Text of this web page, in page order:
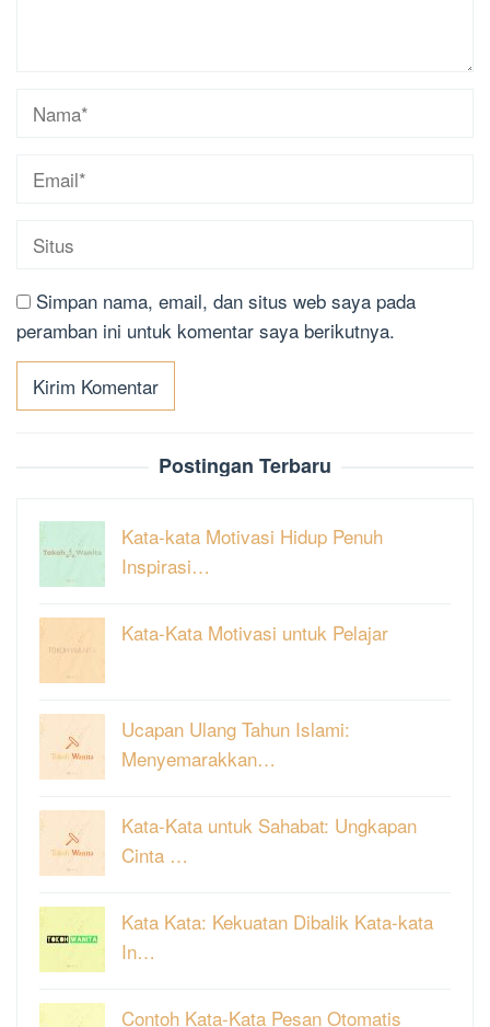
Simpan nama, email, dan situs web saya pada
peramban ini untuk komentar saya berikutnya.
Postingan Terbaru
Kata-kata Motivasi Hidup Penuh
Inspirasi…
Kata-Kata Motivasi untuk Pelajar
Ucapan Ulang Tahun Islami:
Menyemarakkan…
Kata-Kata untuk Sahabat: Ungkapan
Cinta …
Kata Kata: Kekuatan Dibalik Kata-kata
In…
Contoh Kata-Kata Pesan Otomatis